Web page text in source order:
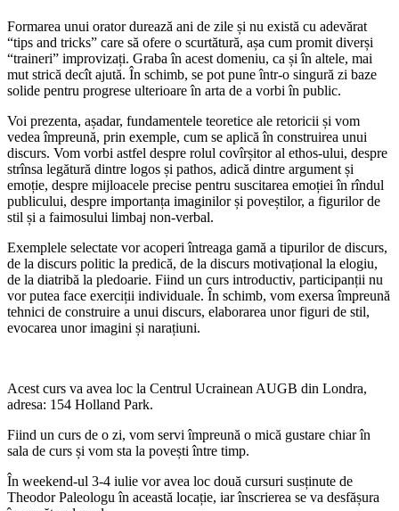
Formarea unui orator durează ani de zile și nu există cu adevărat
“tips and tricks” care să ofere o scurtătură, așa cum promit diverși
“traineri” improvizați. Graba în acest domeniu, ca și în altele, mai
mut strică decît ajută. În schimb, se pot pune într-o singură zi baze
solide pentru progrese ulterioare în arta de a vorbi în public.
Voi prezenta, așadar, fundamentele teoretice ale retoricii și vom
vedea împreună, prin exemple, cum se aplică în construirea unui
discurs. Vom vorbi astfel despre rolul covîrșitor al ethos-ului, despre
strînsa legătură dintre logos și pathos, adică dintre argument și
emoție, despre mijloacele precise pentru suscitarea emoției în rîndul
publicului, despre importanța imaginilor și poveștilor, a figurilor de
stil și a faimosului limbaj non-verbal.
Exemplele selectate vor acoperi întreaga gamă a tipurilor de discurs,
de la discurs politic la predică, de la discurs motivațional la elogiu,
de la diatribă la pledoarie. Fiind un curs introductiv, participanții nu
vor putea face exerciții individuale. În schimb, vom exersa împreună
tehnici de construire a unui discurs, elaborarea unor figuri de stil,
evocarea unor imagini și narațiuni.
Acest curs va avea loc la Centrul Ucrainean AUGB din Londra,
adresa: 154 Holland Park.
Fiind un curs de o zi, vom servi împreună o mică gustare chiar în
sala de curs și vom sta la povești între timp.
În weekend-ul 3-4 iulie vor avea loc două cursuri susținute de
Theodor Paleologu în această locație, iar înscrierea se va desfășura